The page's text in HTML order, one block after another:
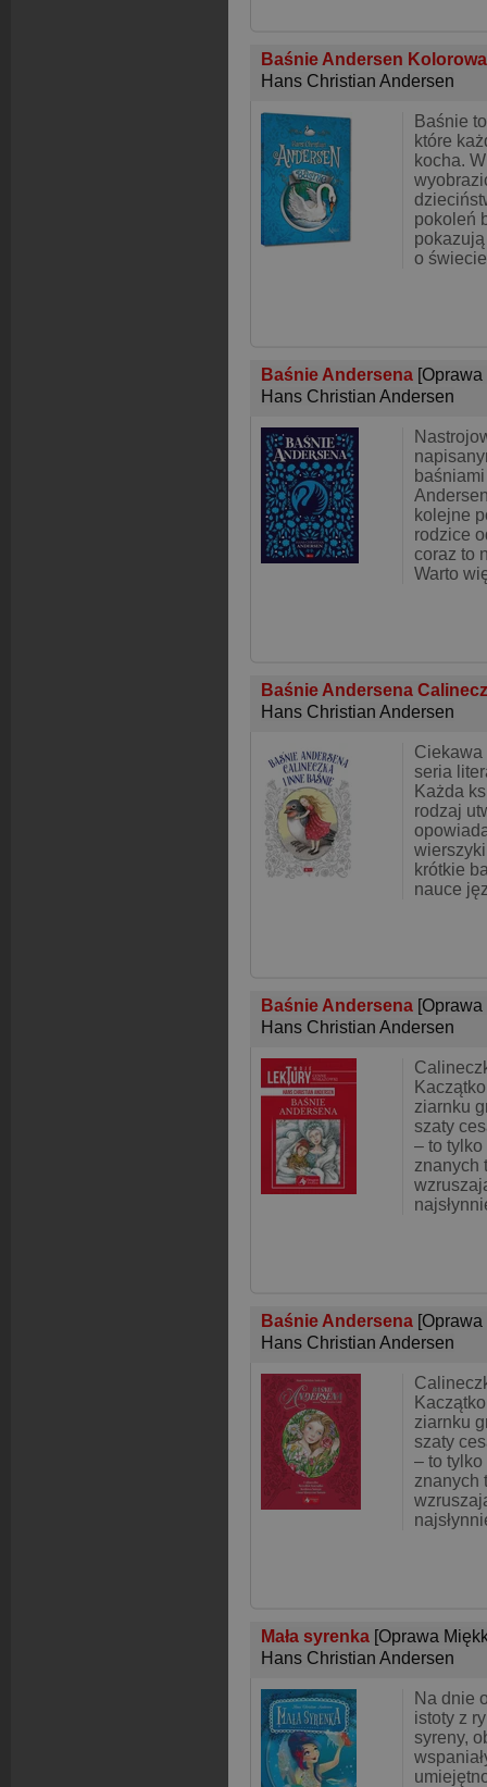
Baśnie Andersen
Hans Christian Andersen
Baśnie
które
kocha.
pokoleń
o
Baśnie Andersena
Hans Christian Andersen
kolejne
rodzice
coraz to
Warto
Baśnie Andersena
Hans Christian Andersen
Ciekawa
seria
Każda
rodzaj
krótkie
nauce
Baśnie Andersena
Hans Christian Andersen
ziarnku
szaty
– to
znanych
Baśnie Andersena
Hans Christian Andersen
ziarnku
szaty
– to
znanych
Mała syrenka [Oprawa
Hans Christian Andersen
Na dnie
istoty z
syreny,